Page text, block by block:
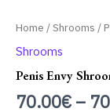
Home /Shrooms /
Shrooms
Penis Envy
70.00€ –